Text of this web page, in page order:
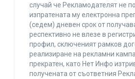
случай че Рекламодателят не
изпратената му електронна
(седем) дневен срок от
респективно не влезе в
профил, сключеният рамков
реализиране на рекламни
прекратен, като Нет Инфо
получената от съответния